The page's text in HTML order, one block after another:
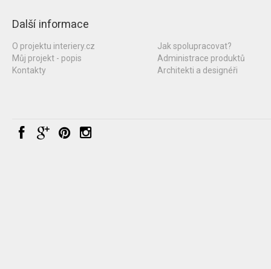
Další informace
O projektu interiery.cz
Můj projekt - popis
Kontakty
Jak spolupracovat?
Administrace produktů
Architekti a designéři